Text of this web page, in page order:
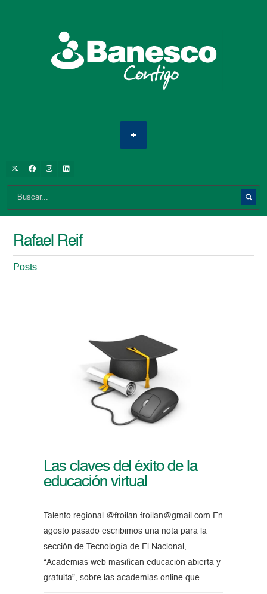
Rafael Reif
Posts
Las claves del éxito de la
educación virtual
Talento regional @froilan froilan@gmail.com En
agosto pasado escribimos una nota para la
sección de Tecnología de El Nacional,
“Academias web masifican educación abierta y
gratuita”, sobre las academias online que